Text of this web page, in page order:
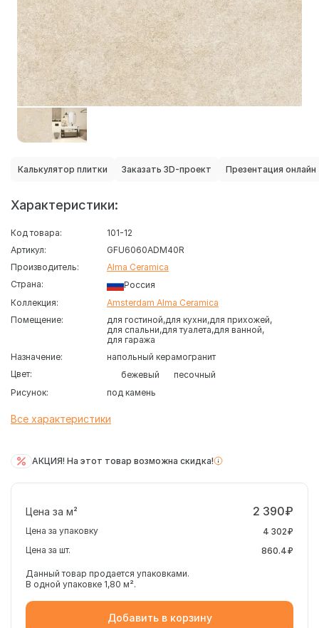
Калькулятор плитки Заказать 3D-проект Презентация онлайн
Характеристики:
Код товара:
101-12
Артикул:
GFU6060ADM40R
Производитель:
Alma Ceramica
Страна:
Россия
Коллекция:
Amsterdam Alma Ceramica
Помещение:
для гостиной для кухни для прихожей
для спальни для туалета для ванной
для гаража
Назначение:
напольный керамогранит
Цвет:
бежевый
песочный
Рисунок:
под камень
Все характеристики
АКЦИЯ! На этот товар возможна скидка!
Цена за м² 2 390₽
Цена за упаковку
4 302₽
Цена за шт.
860.4₽
Данный товар продается упаковками.
В одной упаковке 1,80 м².
Добавить в корзину